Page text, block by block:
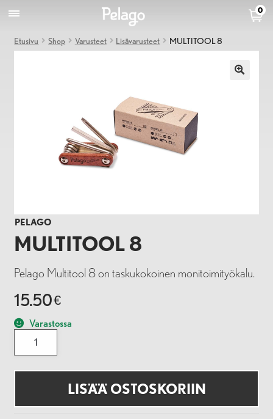
0
Etusivu Shop Varusteet Lisävarusteet MULTITOOL 8
PELAGO
MULTITOOL 8
Pelago Multitool 8 on taskukokoinen monitoimityökalu.
15.50€
Varastossa
MULTITOOL
määrä
LISÄÄ OSTOSKORIIN